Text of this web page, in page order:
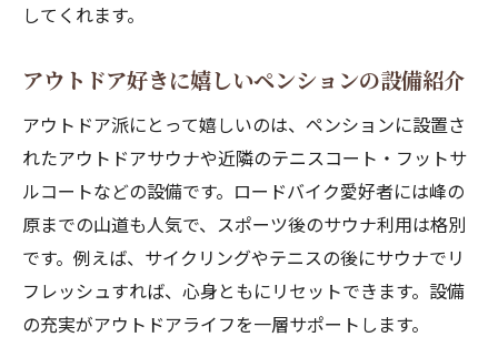
してくれます。
アウトドア好きに嬉しいペンションの設備紹介
アウトドア派にとって嬉しいのは、ペンションに設置さ
れたアウトドアサウナや近隣のテニスコート・フットサ
ルコートなどの設備です。ロードバイク愛好者には峰の
原までの山道も人気で、スポーツ後のサウナ利用は格別
です。例えば、サイクリングやテニスの後にサウナでリ
フレッシュすれば、心身ともにリセットできます。設備
の充実がアウトドアライフを一層サポートします。